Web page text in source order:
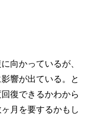
向かっているが、
響が出ている。と
復できるかわから
月を要するかもし